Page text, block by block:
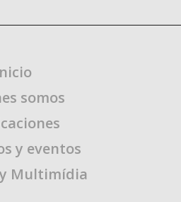
somos
y eventos
Multimídia